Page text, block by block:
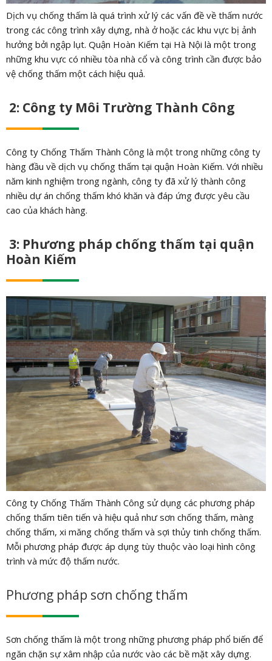
Dịch vụ chống thấm là quá trình xử lý các vấn đề về thấm nước
trong các công trình xây dựng, nhà ở hoặc các khu vực bị ảnh
hưởng bởi ngập lụt. Quận Hoàn Kiếm tại Hà Nội là một trong
những khu vực có nhiều tòa nhà cổ và công trình cần được bảo
vệ chống thấm một cách hiệu quả.
2: Công ty Môi Trường Thành Công
Công ty Chống Thấm Thành Công là một trong những công ty
hàng đầu về dịch vụ chống thấm tại quận Hoàn Kiếm. Với nhiều
năm kinh nghiệm trong ngành, công ty đã xử lý thành công
nhiều dự án chống thấm khó khăn và đáp ứng được yêu cầu
cao của khách hàng.
3: Phương pháp chống thấm tại quận
Hoàn Kiếm
Công ty Chống Thấm Thành Công sử dụng các phương pháp
chống thấm tiên tiến và hiệu quả như sơn chống thấm, màng
chống thấm, xi măng chống thấm và sợi thủy tinh chống thấm.
Mỗi phương pháp được áp dụng tùy thuộc vào loại hình công
trình và mức độ thấm nước.
Phương pháp sơn chống thấm
Sơn chống thấm là một trong những phương pháp phổ biến để
ngăn chặn sự xâm nhập của nước vào các bề mặt xây dựng.